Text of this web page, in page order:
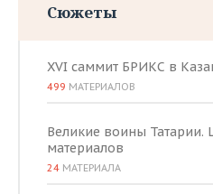
Сюжеты
XVI саммит БРИКС в
499 МАТЕРИАЛОВ
Великие воины Татарии.
материалов
24 МАТЕРИАЛА